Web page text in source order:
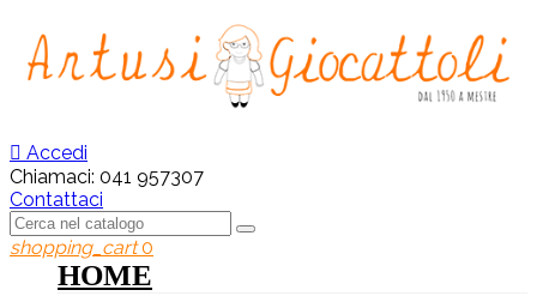
 Accedi
Chiamaci: 041 957307
Contattaci
shopping_cart 0
HOME